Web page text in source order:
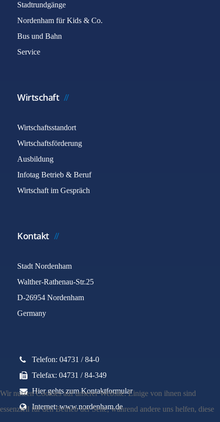
Stadtrundgänge
Nordenham für Kids & Co.
Bus und Bahn
Service
Wirtschaft
Wirtschaftsstandort
Wirtschaftsförderung
Ausbildung
Infotag Betrieb & Beruf
Wirtschaft im Gespräch
Kontakt
Stadt Nordenham
Walther-Rathenau-Str.25
D-26954 Nordenham
Germany
Telefon: 04731 / 84-0
Telefax: 04731 / 84-349
Hier gehts zum Kontaktformular
Internet: www.nordenham.de
Wir nutzen Cookies auf unserer Website. Einige von ihnen sind
essenziell für den Betrieb der Seite, während andere uns helfen, diese